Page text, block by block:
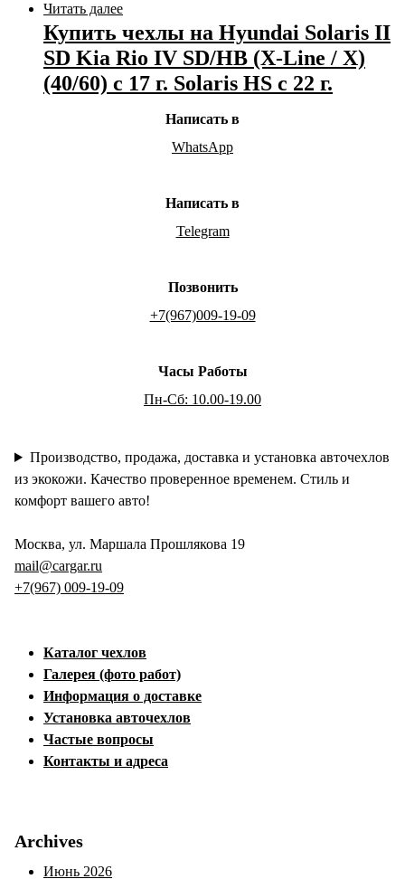
Читать далее
Купить чехлы на Hyundai Solaris II
SD Kia Rio IV SD/HB (X-Line / X)
(40/60) с 17 г. Solaris HS с 22 г.
Написать в
WhatsApp
Написать в
Telegram
Позвонить
+7(967)009-19-09
Часы Работы
Пн-Сб: 10.00-19.00
Производство, продажа, доставка и установка авточехлов
из экокожи. Качество проверенное временем. Стиль и
комфорт вашего авто!
Москва, ул. Маршала Прошлякова 19
mail@cargar.ru
+7(967) 009-19-09
Каталог чехлов
Галерея (фото работ)
Информация о доставке
Установка авточехлов
Частые вопросы
Контакты и адреса
Archives
Июнь 2026